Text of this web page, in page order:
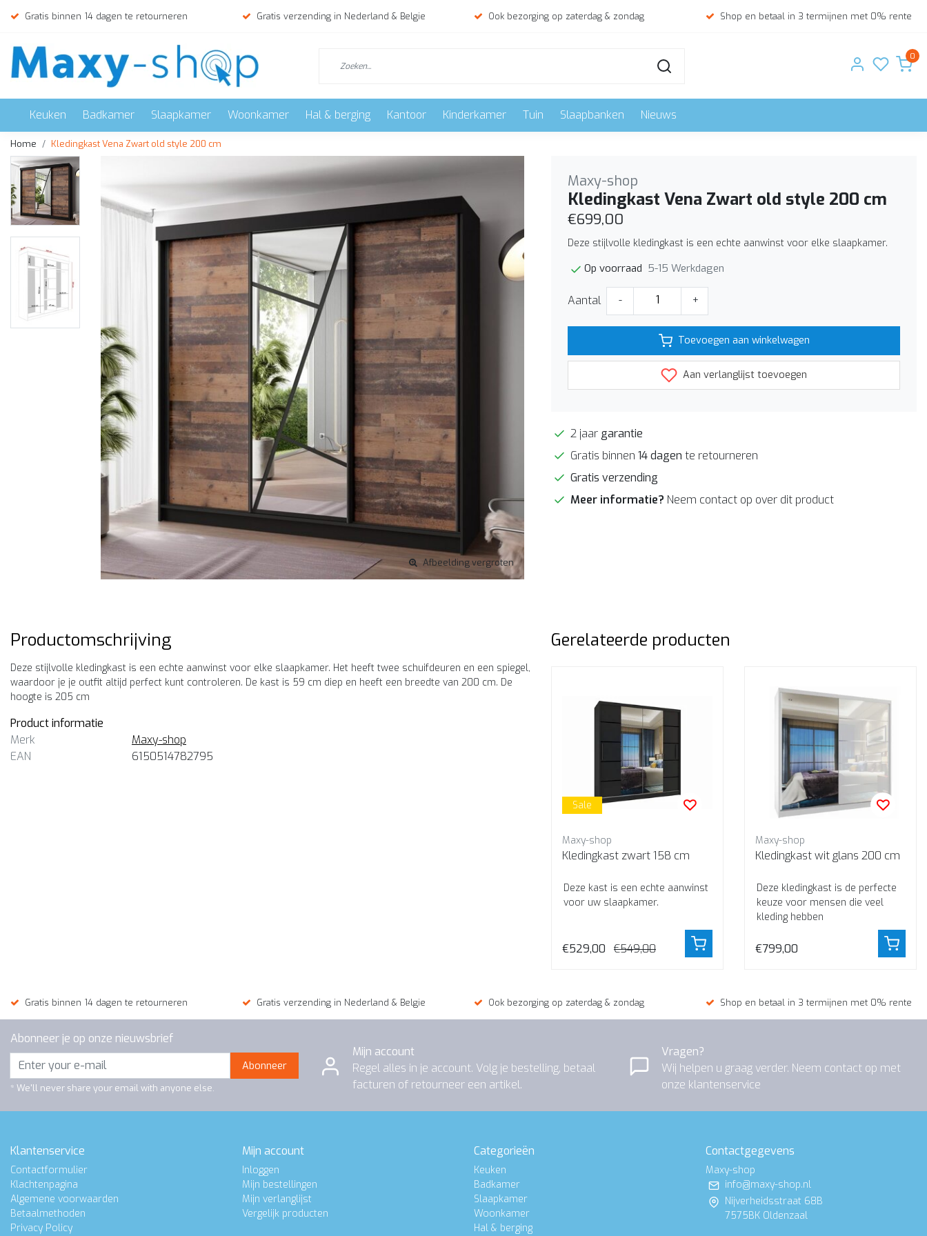
Gratis binnen 14 dagen te retourneren Gratis verzending in Nederland & Belgie Ook bezorging op zaterdag & zondag Shop en betaal in 3 termijnen met 0% rente
0
Keuken Badkamer Slaapkamer Woonkamer Hal & berging Kantoor Kinderkamer Tuin Slaapbanken Nieuws
Home Kledingkast Vena Zwart old style 200 cm
Afbeelding vergroten
Maxy-shop
Kledingkast Vena Zwart old style 200 cm
€699,00
Deze stijlvolle kledingkast is een echte aanwinst voor elke slaapkamer.
Op voorraad 5-15 Werkdagen
Aantal - +
Toevoegen aan winkelwagen
Aan verlanglijst toevoegen
2 jaar garantie
Gratis binnen 14 dagen te retourneren
Gratis verzending
Meer informatie? Neem contact op over dit product
Productomschrijving
Deze stijlvolle kledingkast is een echte aanwinst voor elke slaapkamer. Het heeft twee schuifdeuren en een spiegel,
waardoor je je outfit altijd perfect kunt controleren. De kast is 59 cm diep en heeft een breedte van 200 cm. De
hoogte is 205 cm
Product informatie
Merk
Maxy-shop
EAN
6150514782795
Gerelateerde producten
Sale
Maxy-shop
Kledingkast zwart 158 cm
Deze kast is een echte aanwinst
voor uw slaapkamer.
€529,00 €549,00
Maxy-shop
Kledingkast wit glans 200 cm
Deze kledingkast is de perfecte
keuze voor mensen die veel
kleding hebben
€799,00
Gratis binnen 14 dagen te retourneren Gratis verzending in Nederland & Belgie Ook bezorging op zaterdag & zondag Shop en betaal in 3 termijnen met 0% rente
Abonneer je op onze nieuwsbrief
Abonneer
* We'll never share your email with anyone else.
Mijn account
Regel alles in je account. Volg je bestelling, betaal
facturen of retourneer een artikel.
Vragen?
Wij helpen u graag verder. Neem contact op met
onze klantenservice
Klantenservice
Contactformulier
Klachtenpagina
Algemene voorwaarden
Betaalmethoden
Privacy Policy
Mijn account
Inloggen
Mijn bestellingen
Mijn verlanglijst
Vergelijk producten
Categorieën
Keuken
Badkamer
Slaapkamer
Woonkamer
Hal & berging
Contactgegevens
Maxy-shop
info@maxy-shop.nl
Nijverheidsstraat 68B
7575BK Oldenzaal